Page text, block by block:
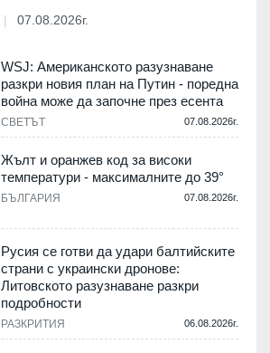
07.08.2026г.
WSJ: Американското разузнаване
разкри новия план на Путин - поредна
война може да започне през есента
СВЕТЪТ 07.08.2026г.
Жълт и оранжев код за високи
температури - максималните до 39°
БЪЛГАРИЯ 07.08.2026г.
Русия се готви да удари балтийските
страни с украински дронове:
Литовското разузнаване разкри
подробности
РАЗКРИТИЯ 06.08.2026г.